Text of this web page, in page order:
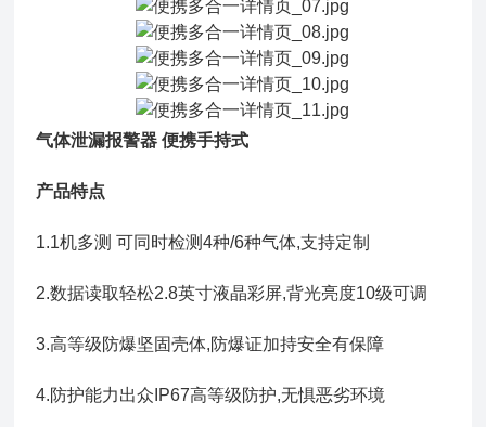
气体泄漏报警器 便携手持式
产品特点
1.1机多测 可同时检测4种/6种气体,支持定制
2.数据读取轻松2.8英寸液晶彩屏,背光亮度10级可调
3.高等级防爆坚固壳体,防爆证加持安全有保障
4.防护能力出众IP67高等级防护,无惧恶劣环境